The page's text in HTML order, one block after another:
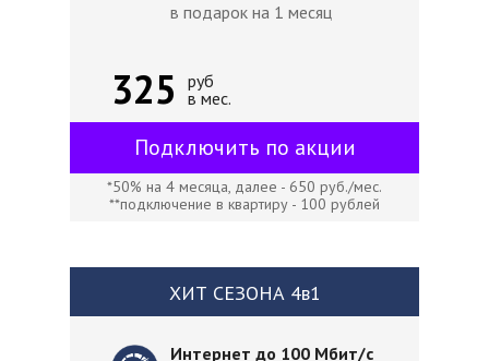
*50% на 4 месяца, далее - 650 руб./мес.
**подключение в квартиру - 100 рублей
руб
в мес.
в подарок на 1 месяц
Интернет до 100 Мбит/с
ХИТ СЕЗОНА 4в1
Подключить по акции
325